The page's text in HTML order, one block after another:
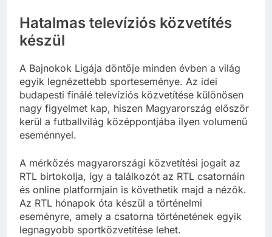
Hatalmas televíziós közvetítés
készül
A Bajnokok Ligája döntője minden évben a világ
egyik legnézettebb sporteseménye. Az idei
budapesti finálé televíziós közvetítése különösen
nagy figyelmet kap, hiszen Magyarország először
kerül a futballvilág középpontjába ilyen volumenű
eseménnyel.
A mérkőzés magyarországi közvetítési jogait az
RTL birtokolja, így a találkozót az RTL csatornáin
és online platformjain is követhetik majd a nézők.
Az RTL hónapok óta készül a történelmi
eseményre, amely a csatorna történetének egyik
legnagyobb sportközvetítése lehet.